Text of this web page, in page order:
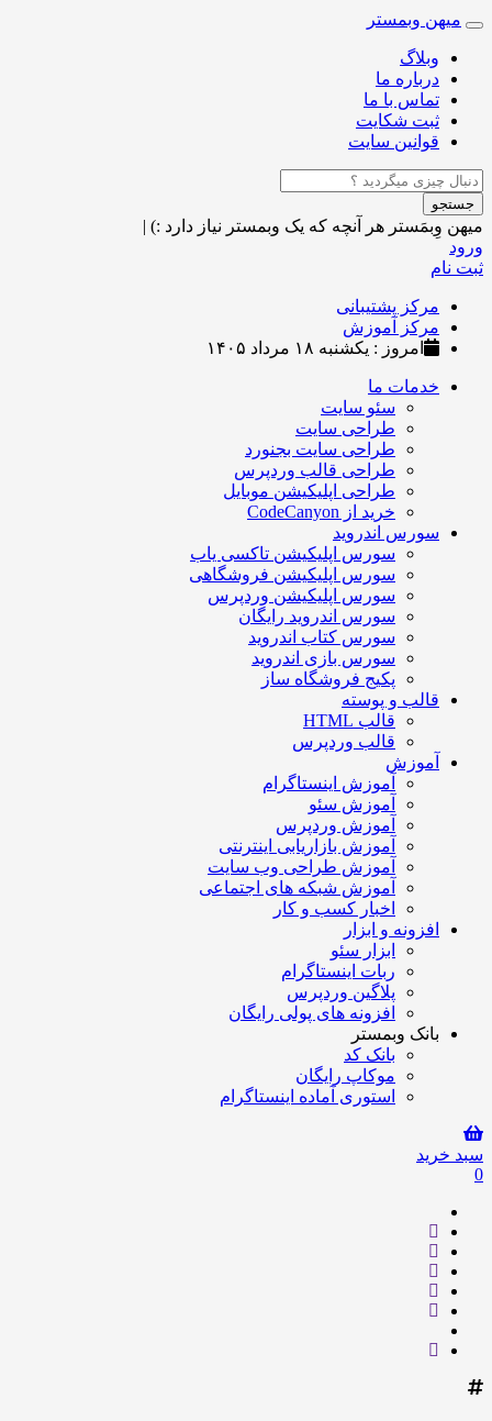
Toggle
navigation
میهن وبمستر
وبلاگ
درباره ما
تماس با ما
ثبت شکایت
قوانین سایت
جستجو
میهن وِبمَستر هر آنچه که یک وبمستر نیاز دارد :) |
ورود
ثبت نام
مرکز پشتیبانی
مرکز آموزش
امروز : یکشنبه ۱۸ مرداد ۱۴۰۵
خدمات ما
سئو سایت
طراحی سایت
طراحی سایت بجنورد
طراحی قالب وردپرس
طراحی اپلیکیشن موبایل
خرید از CodeCanyon
سورس اندروید
سورس اپلیکیشن تاکسی یاب
سورس اپلیکیشن فروشگاهی
سورس اپلیکیشن وردپرس
سورس اندروید رایگان
سورس کتاب اندروید
سورس بازی اندروید
پکیج فروشگاه ساز
قالب و پوسته
قالب HTML
قالب وردپرس
آموزش
آموزش اینستاگرام
آموزش سئو
آموزش وردپرس
آموزش بازاریابی اینترنتی
آموزش طراحی وب سایت
آموزش شبکه های اجتماعی
اخبار کسب و کار
افزونه و ابزار
ابزار سئو
ربات اینستاگرام
پلاگین وردپرس
افزونه های پولی رایگان
بانک وبمستر
بانک کد
موکاپ رایگان
استوری آماده اینستاگرام
سبد خرید
0